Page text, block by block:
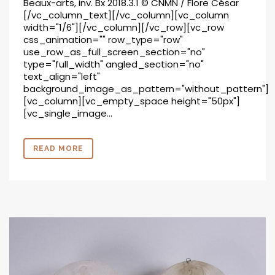
Beaux-arts, inv. Bx 2018.3.1 © CNMN / Flore César
[/vc_column_text][/vc_column][vc_column
width="1/6"][/vc_column][/vc_row][vc_row
css_animation="" row_type="row"
use_row_as_full_screen_section="no"
type="full_width" angled_section="no"
text_align="left"
background_image_as_pattern="without_pattern"]
[vc_column][vc_empty_space height="50px"]
[vc_single_image...
READ MORE